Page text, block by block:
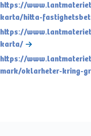
https://
karta/hitta-
https://
karta/
https://
mark/oklarheter-kring-